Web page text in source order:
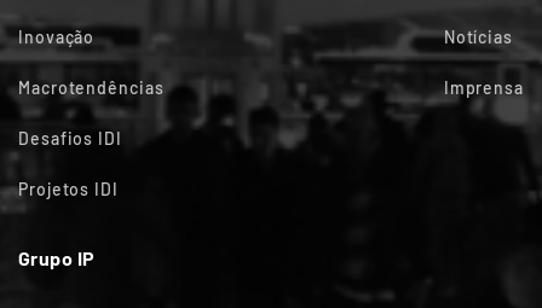
Inovação
Macrotendências
Desafios IDI
Projetos IDI
Notícias
Imprensa
Grupo IP